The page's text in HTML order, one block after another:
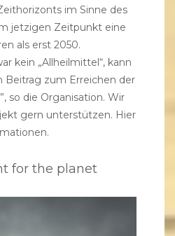
im Sinne des
jetzigen Zeitpunkt eine
als erst 2050.
kein „Allheilmittel“, kann
Beitrag zum Erreichen der
so die Organisation. Wir
gern unterstützen. Hier
for the planet